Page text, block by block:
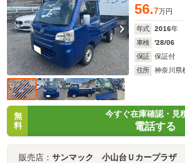
56.7万円
年式 2016年
車検
'28/06
保証
保証付
住所
神奈川県
無
料
今すぐ在庫確認・見
電話する
販売店： サンマック 小山台Ｕカープラザ